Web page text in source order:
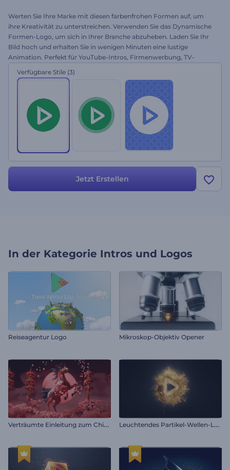
Werten Sie Ihre Marke mit diesen farbenfrohen Formen auf, um
ihre Kreativität zu unterstreichen. Verwenden Sie das Dynamische
Formen-Logo, um sich in Ihrer Branche abzuheben. Laden Sie Ihr
Bild hoch und erhalten Sie in wenigen Minuten eine lustige
Animation. Perfekt für YouTube-Intros, Firmenwerbung, TV-
Farben. Probieren Sie es noch heute aus!
Verfügbare Stile (3)
Jetzt Erstellen
In der Kategorie Intros und Logos
Reiseagentur Logo Mikroskop-Objektiv Opener
V
erträumte Einleitung zum Chinesischen Neujahr L
euchtendes Partikel-Wellen-Logo